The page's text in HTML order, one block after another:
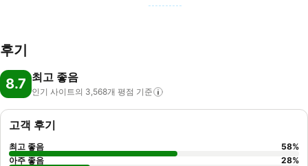
후기
8.7 최고 좋음
인기 사이트의 3,568개 평점 기준
고객 후기
최고 좋음 58%
아주 좋음
28%